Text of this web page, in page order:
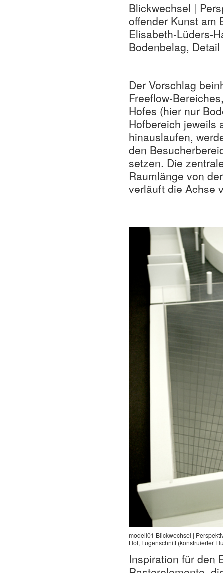
Blickwechsel |
offender Kunst am
Elisabeth-Lüders-
Bodenbelag,
Der Vorschlag
Freeflow-
Hofes (hier nur
Hofbereich jeweils
hinauslaufen,
den
setzen. Die
Raumlänge von
verläuft die Achse
modell01 Blickwechsel |
Hof, Fugenschnitt (konstruierter
Inspiration für den